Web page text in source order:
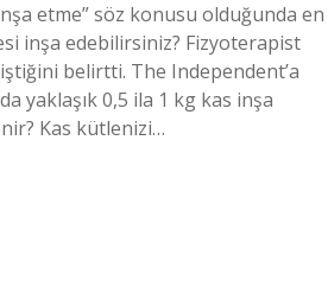
etme” söz konusu olduğunda en
inşa edebilirsiniz? Fizyoterapist
belirtti. The Independent’a
yaklaşık 0,5 ila 1 kg kas inşa
Kas kütlenizi…